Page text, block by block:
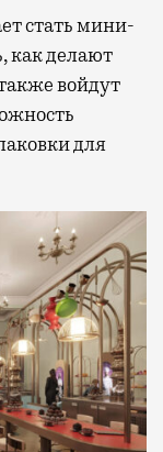
стать мини-
как делают
войдут
для